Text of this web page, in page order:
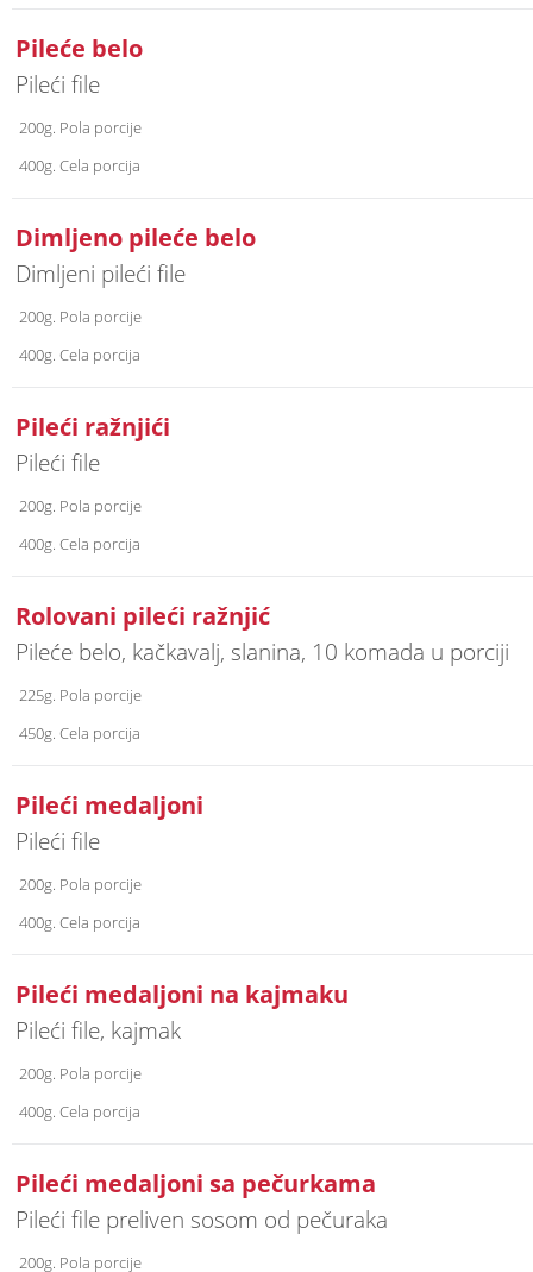
Pileće belo
Pileći file
200g. Pola porcije
400g. Cela porcija
Dimljeno pileće belo
Dimljeni pileći file
200g. Pola porcije
400g. Cela porcija
Pileći ražnjići
Pileći file
200g. Pola porcije
400g. Cela porcija
Rolovani pileći ražnjić
Pileće belo, kačkavalj, slanina, 10 komada u porciji
225g. Pola porcije
450g. Cela porcija
Pileći medaljoni
Pileći file
200g. Pola porcije
400g. Cela porcija
Pileći medaljoni na kajmaku
Pileći file, kajmak
200g. Pola porcije
400g. Cela porcija
Pileći medaljoni sa pečurkama
Pileći file preliven sosom od pečuraka
200g. Pola porcije